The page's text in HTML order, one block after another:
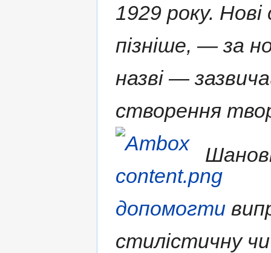
1929 року.
пізніше, — за
назві —
створення
допомогти
стилістичну